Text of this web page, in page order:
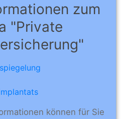
zum
"Private
können für Sie